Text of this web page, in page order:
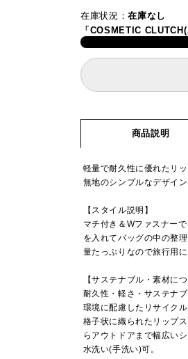
在庫状況：在庫なし
「COSMETIC
商品説明
軽量で耐久性に優れたリ
無地のシンプルなデザイ
【スタイル説明】
マチ付き＆Wファスナー
を入れてバッグの中の整
量たっぷりなので旅行用
【サステナブル・素材につ
耐久性・軽さ・サステナ
環境に配慮したリサイク
格子状に織られたリップ
らアウトドアまで幅広い
水洗い(手洗い)可。